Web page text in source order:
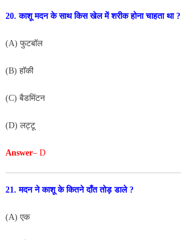
20. काशू मदन के साथ किस खेल में शरीक होना चाहता था ?
(A) फुटबॉल
(B) हॉकी
(C) बैडमिंटन
(D) लट्टू
Answer– D
21. मदन ने काशू के कितने दाँत तोड़ डाले ?
(A) एक